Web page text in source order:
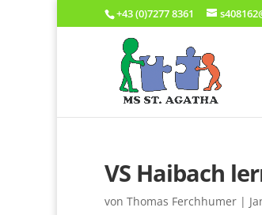
+43 (0)7277 8361
VS Haibach
von Thomas Ferchhumer |